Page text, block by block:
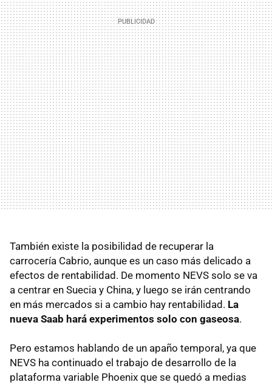
También existe la posibilidad de recuperar la
carrocería Cabrio, aunque es un caso más delicado a
efectos de rentabilidad. De momento NEVS solo se va
a centrar en Suecia y China, y luego se irán centrando
en más mercados si a cambio hay rentabilidad. La
nueva Saab hará experimentos solo con gaseosa.
Pero estamos hablando de un apaño temporal, ya que
NEVS ha continuado el trabajo de desarrollo de la
plataforma variable Phoenix que se quedó a medias